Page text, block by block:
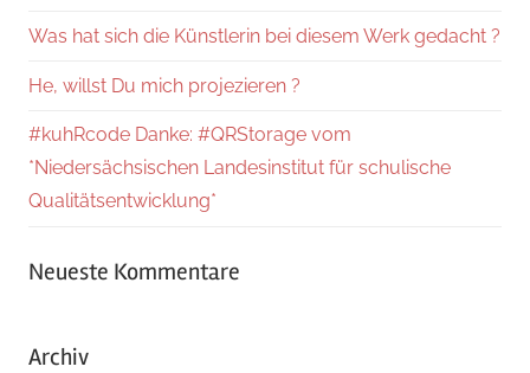
Was hat sich die Künstlerin bei diesem Werk gedacht ?
He, willst Du mich projezieren ?
#kuhRcode Danke: #QRStorage vom
*Niedersächsischen Landesinstitut für schulische
Qualitätsentwicklung*
Neueste Kommentare
Archiv